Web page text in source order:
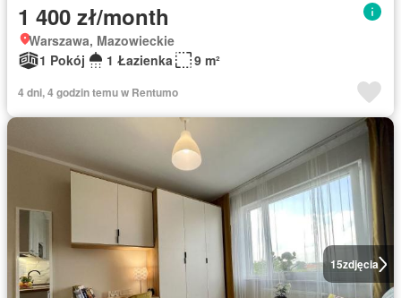
1 400 zł/month
Warszawa, Mazowieckie
1 Pokój
1 Łazienka 9 m²
4 dni, 4 godzin temu w Rentumo
15zdjęcia